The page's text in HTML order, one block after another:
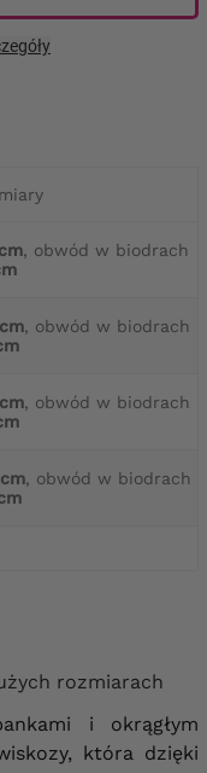
, obwód w biodrach
, obwód w biodrach
, obwód w biodrach
, obwód w biodrach
rozmiarach
i okrągłym
która dzięki